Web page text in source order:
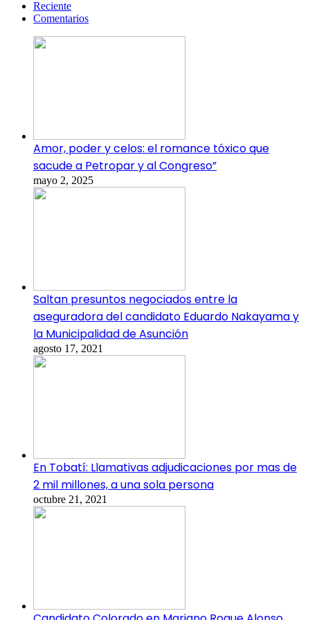
Reciente
Comentarios
Amor, poder y celos: el romance tóxico que
sacude a Petropar y al Congreso”
mayo 2, 2025
Saltan presuntos negociados entre la
aseguradora del candidato Eduardo Nakayama y
la Municipalidad de Asunción
agosto 17, 2021
En Tobatí: Llamativas adjudicaciones por mas de
2 mil millones, a una sola persona
octubre 21, 2021